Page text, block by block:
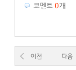
코멘트 0개
이전 다음